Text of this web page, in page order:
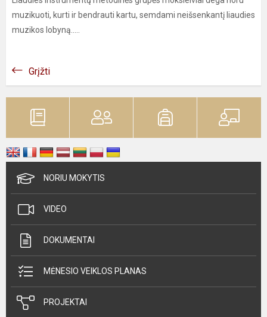
muzikuoti, kurti ir bendrauti kartu, semdami neišsenkantį liaudies
muzikos lobyną..…
Grįžti
NORIU MOKYTIS
VIDEO
DOKUMENTAI
MĖNESIO VEIKLOS PLANAS
PROJEKTAI